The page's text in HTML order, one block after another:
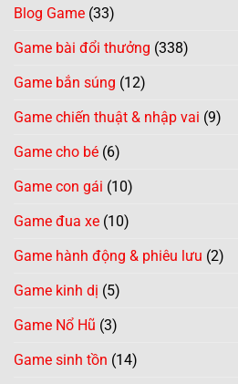
Blog Game (33)
Game bài đổi thưởng (338)
Game bắn súng (12)
Game chiến thuật & nhập vai (9)
Game cho bé (6)
Game con gái (10)
Game đua xe (10)
Game hành động & phiêu lưu (2)
Game kinh dị (5)
Game Nổ Hũ (3)
Game sinh tồn (14)